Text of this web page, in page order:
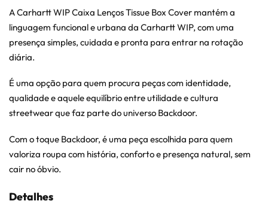
A Carhartt WIP Caixa Lenços Tissue Box Cover mantém a
linguagem funcional e urbana da Carhartt WIP, com uma
presença simples, cuidada e pronta para entrar na rotação
diária.
É uma opção para quem procura peças com identidade,
qualidade e aquele equilíbrio entre utilidade e cultura
streetwear que faz parte do universo Backdoor.
Com o toque Backdoor, é uma peça escolhida para quem
valoriza roupa com história, conforto e presença natural, sem
cair no óbvio.
Detalhes